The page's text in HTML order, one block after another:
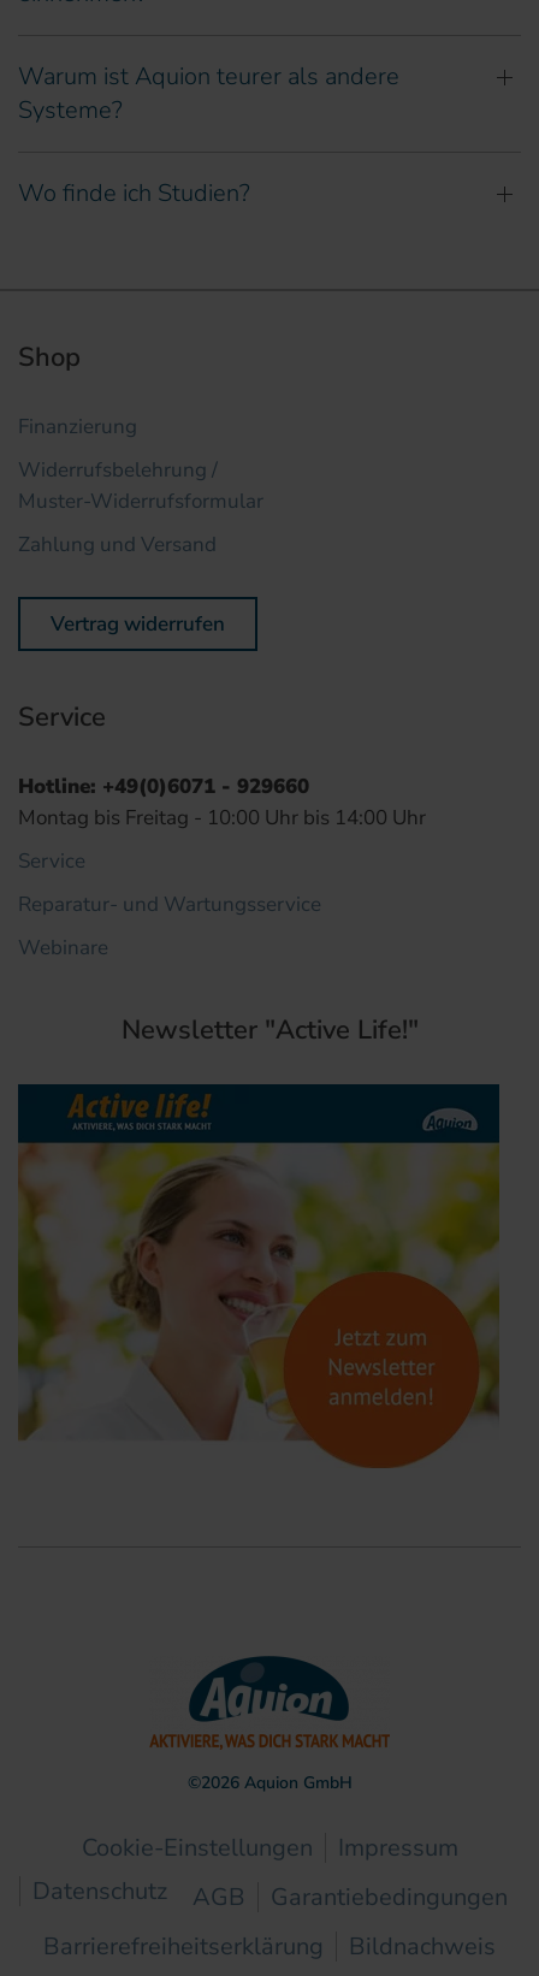
Warum ist Aquion teurer als andere
Systeme?
Wo finde ich Studien?
Shop
Finanzierung
Widerrufsbelehrung /
Muster-Widerrufsformular
Zahlung und Versand
Vertrag widerrufen
Service
Hotline: +49(0)6071 - 929660
Montag bis Freitag - 10:00 Uhr bis 14:00 Uhr
Service
Reparatur- und Wartungsservice
Webinare
Newsletter "Active Life!"
©2026Aquion GmbH
Cookie-Einstellungen
Impressum
Datenschutz
AGB
Garantiebedingungen
Barrierefreiheitserklärung
Bildnachweis